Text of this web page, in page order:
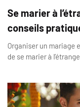
Se marier à
conseils
Organiser un mariage
de se marier à